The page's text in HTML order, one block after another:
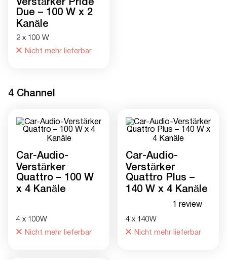
Verstärker Pride
Due – 100 W x 2
Kanäle
2 x 100 W
Nicht mehr lieferbar
4 Сhannel
Car-Audio-
Verstärker
Quattro – 100 W
x 4 Kanäle
4 x 100W
Nicht mehr lieferbar
Car-Audio-
Verstärker
Quattro Plus –
140 W x 4 Kanäle
1 review
4 x 140W
Nicht mehr lieferbar